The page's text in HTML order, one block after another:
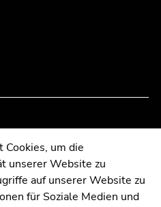
um die
unserer Website zu
auf unserer Website zu
für Soziale Medien und